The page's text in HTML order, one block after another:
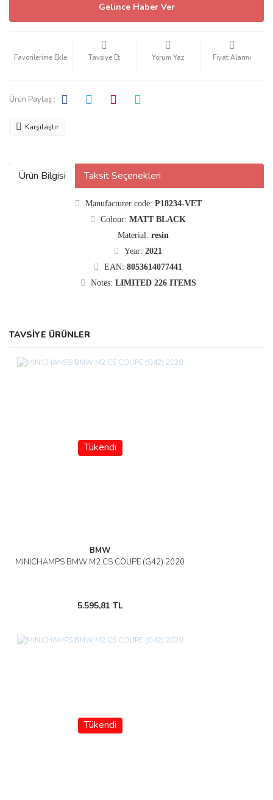
Gelince Haber Ver
Tavsiye Et Yorum Yaz Fiyat Alarmı
Ürün Paylaş :
Karşılaştır
Ürün Bilgisi Taksit Seçenekleri
Manufacturer code: P18234-VET
Colour: MATT BLACK
Material: resin
Year: 2021
EAN: 8053614077441
Notes: LIMITED 226 ITEMS
TAVSİYE ÜRÜNLER
Tükendi
BMW
MINICHAMPS BMW M2 CS COUPE (G42) 2020
5.595,81 TL
Tükendi